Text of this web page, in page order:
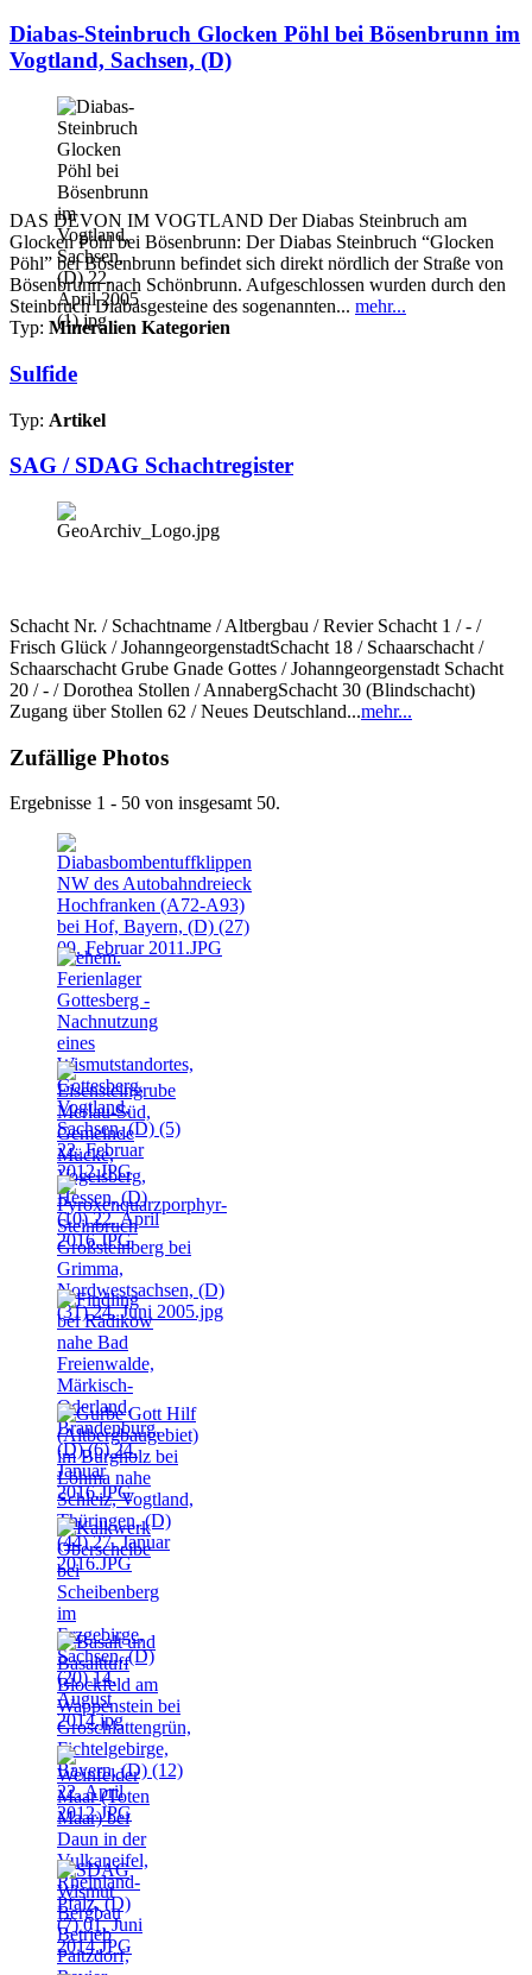
Diabas-Steinbruch Glocken Pöhl bei Bösenbrunn im
Vogtland, Sachsen, (D)
DAS DEVON IM VOGTLAND Der Diabas Steinbruch am
Glocken Pöhl bei Bösenbrunn: Der Diabas Steinbruch “Glocken
Pöhl” bei Bösenbrunn befindet sich direkt nördlich der Straße von
Bösenbrunn nach Schönbrunn. Aufgeschlossen wurden durch den
Steinbruch Diabasgesteine des sogenannten... mehr...
Typ: Mineralien Kategorien
Sulfide
Typ: Artikel
SAG / SDAG Schachtregister
Schacht Nr. / Schachtname / Altbergbau / Revier Schacht 1 / - /
Frisch Glück / JohanngeorgenstadtSchacht 18 / Schaarschacht /
Schaarschacht Grube Gnade Gottes / Johanngeorgenstadt Schacht
20 / - / Dorothea Stollen / AnnabergSchacht 30 (Blindschacht)
Zugang über Stollen 62 / Neues Deutschland...mehr...
Zufällige Photos
Ergebnisse 1 - 50 von insgesamt 50.